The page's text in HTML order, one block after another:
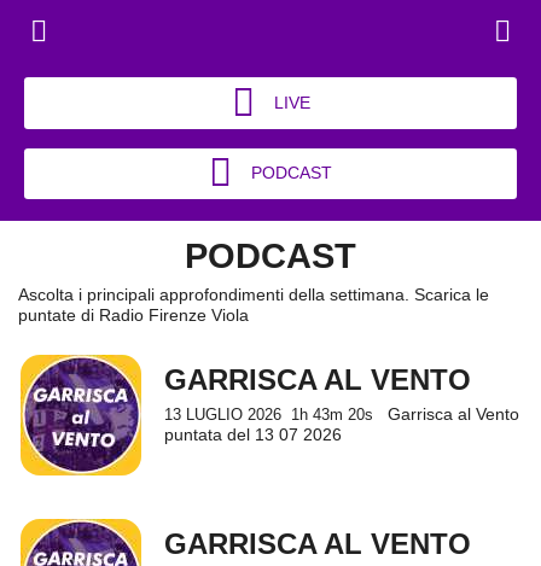
LIVE
PODCAST
PODCAST
Ascolta i principali approfondimenti della settimana. Scarica le
puntate di Radio Firenze Viola
GARRISCA AL VENTO
13 LUGLIO 2026 1h 43m 20s
Garrisca al Vento
puntata del 13 07 2026
GARRISCA AL VENTO